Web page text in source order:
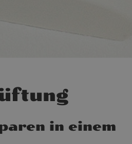
in einem